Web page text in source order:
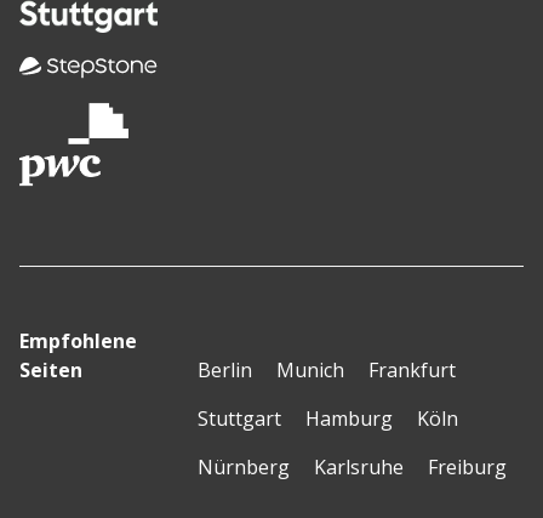
Empfohlene
Seiten
Berlin Munich
Frankfurt
Stuttgart
Hamburg
Köln
Nürnberg
Karlsruhe Freiburg